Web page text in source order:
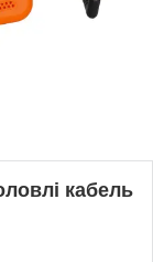
кабель